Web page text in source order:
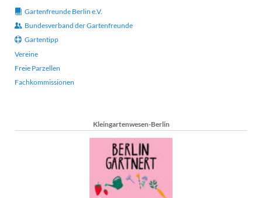
Gartenfreunde Berlin e.V.
Bundesverband der Gartenfreunde
Gartentipp
Vereine
Freie Parzellen
Fachkommissionen
Kleingartenwesen-Berlin